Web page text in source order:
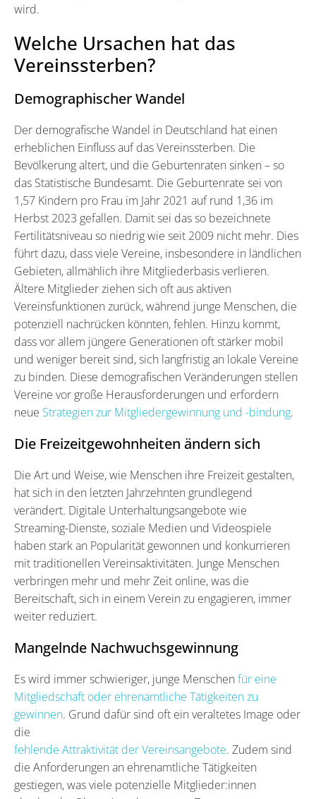
wird.
Welche Ursachen hat das
Vereinssterben?
Demographischer Wandel
Der demografische Wandel in Deutschland hat einen
erheblichen Einfluss auf das Vereinssterben. Die
Bevölkerung altert, und die Geburtenraten sinken – so
das Statistische Bundesamt. Die Geburtenrate sei von
1,57 Kindern pro Frau im Jahr 2021 auf rund 1,36 im
Herbst 2023 gefallen. Damit sei das so bezeichnete
Fertilitätsniveau so niedrig wie seit 2009 nicht mehr. Dies
führt dazu, dass viele Vereine, insbesondere in ländlichen
Gebieten, allmählich ihre Mitgliederbasis verlieren.
Ältere Mitglieder ziehen sich oft aus aktiven
Vereinsfunktionen zurück, während junge Menschen, die
potenziell nachrücken könnten, fehlen. Hinzu kommt,
dass vor allem jüngere Generationen oft stärker mobil
und weniger bereit sind, sich langfristig an lokale Vereine
zu binden. Diese demografischen Veränderungen stellen
Vereine vor große Herausforderungen und erfordern
neue Strategien zur Mitgliedergewinnung und -bindung.
Die Freizeitgewohnheiten ändern sich
Die Art und Weise, wie Menschen ihre Freizeit gestalten,
hat sich in den letzten Jahrzehnten grundlegend
verändert. Digitale Unterhaltungsangebote wie
Streaming-Dienste, soziale Medien und Videospiele
haben stark an Popularität gewonnen und konkurrieren
mit traditionellen Vereinsaktivitäten. Junge Menschen
verbringen mehr und mehr Zeit online, was die
Bereitschaft, sich in einem Verein zu engagieren, immer
weiter reduziert.
Mangelnde Nachwuchsgewinnung
Es wird immer schwieriger, junge Menschen für eine
Mitgliedschaft oder ehrenamtliche Tätigkeiten zu
gewinnen. Grund dafür sind oft ein veraltetes Image oder
die
fehlende Attraktivität der Vereinsangebote. Zudem sind
die Anforderungen an ehrenamtliche Tätigkeiten
gestiegen, was viele potenzielle Mitglieder:innen